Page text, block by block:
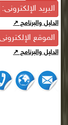
البريد الإلكترونى:
الدليل والبرنامج ↗
الموقع
الدليل والبرنامج ↗